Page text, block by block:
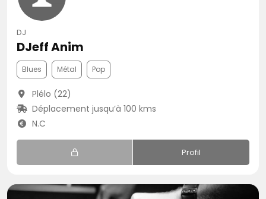
DJ
DJeff Anim
Blues Métal Pop
Plélo (22)
Déplacement jusqu’à 100 kms
N.C
Profil